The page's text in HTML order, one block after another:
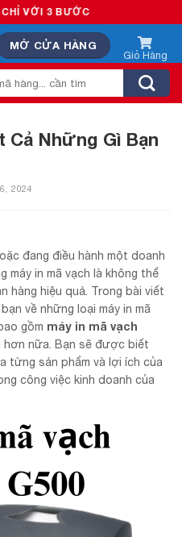
MỞ CỬA HÀNG
Cả Những Gì Bạn
2024
đang điều hành một doanh
máy in mã vạch là không thể
hàng hiệu quả. Trong bài viết
về những loại máy in mã
gồm máy in mã vạch
hơn nữa. Bạn sẽ được biết
từng sản phẩm và lợi ích của
công việc kinh doanh của